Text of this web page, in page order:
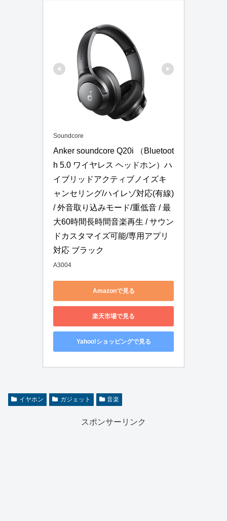
Soundcore
Anker soundcore Q20i （Bluetoot
h 5.0 ワイヤレス ヘッドホン）ハ
イブリッドアクティブノイズキ
ャンセリング/ハイレゾ対応(有線)
/ 外音取り込みモード/重低音 / 最
大60時間長時間音楽再生 / サウン
ドカスタマイズ可能/専用アプリ
対応 ブラック
A3004
Amazonで見る
楽天市場で見る
Yahoo!ショッピングで見る
イヤホン ガジェット 音楽
スポンサーリンク